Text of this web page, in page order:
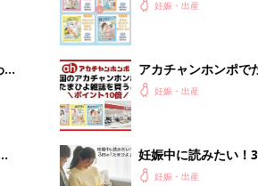
るだけで得する事とは
PR（イエウール）